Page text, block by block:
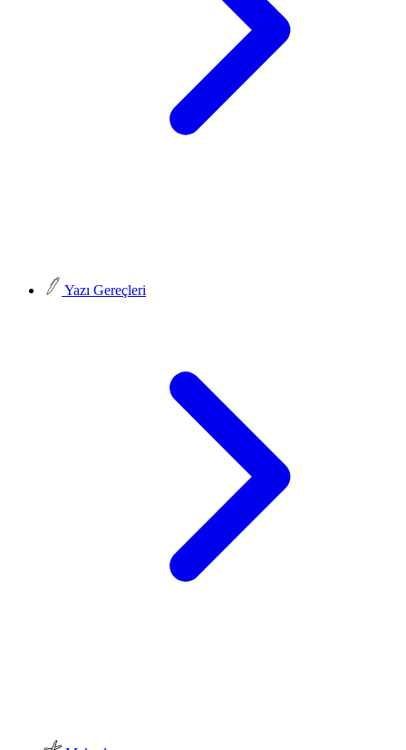
Yazı Gereçleri